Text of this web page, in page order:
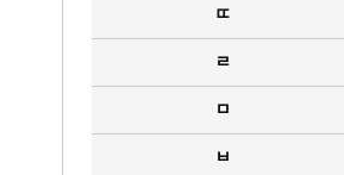
ㄸ
ㄹ
ㅁ
ㅂ